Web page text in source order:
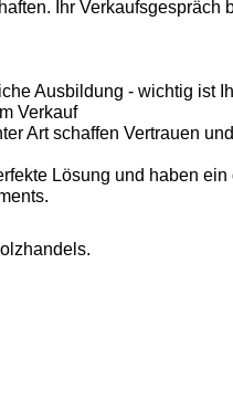
Ihr Verkaufsgespräch
Ausbildung - wichtig ist
Verkauf
Art schaffen Vertrauen und
Lösung und haben ein